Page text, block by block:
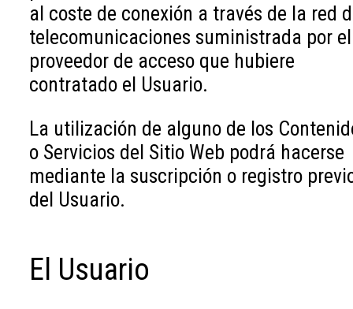
al coste de conexión a través de la red
telecomunicaciones suministrada por el
proveedor de acceso que hubiere
contratado el Usuario.
La utilización de alguno de los
o Servicios del Sitio Web podrá hacerse
mediante la suscripción o registro
del Usuario.
El Usuario